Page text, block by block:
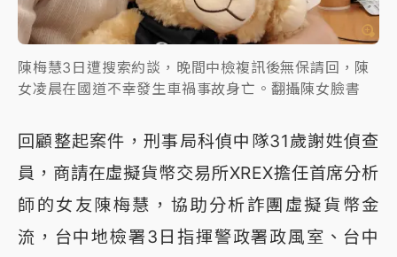
陳梅慧3日遭搜索約談，晚間中檢複訊後無保請回，陳
女凌晨在國道不幸發生車禍事故身亡。翻攝陳女臉書
回顧整起案件，刑事局科偵中隊31歲謝姓偵查
員，商請在虛擬貨幣交易所XREX擔任首席分析
師的女友陳梅慧，協助分析詐團虛擬貨幣金
流，台中地檢署3日指揮警政署政風室、台中